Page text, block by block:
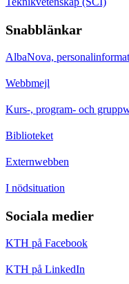
Snabblänkar
AlbaNova,
Webbmejl
Kurs-, program- och
Biblioteket
Externwebben
I nödsituation
Sociala medier
KTH på Facebook
KTH på LinkedIn